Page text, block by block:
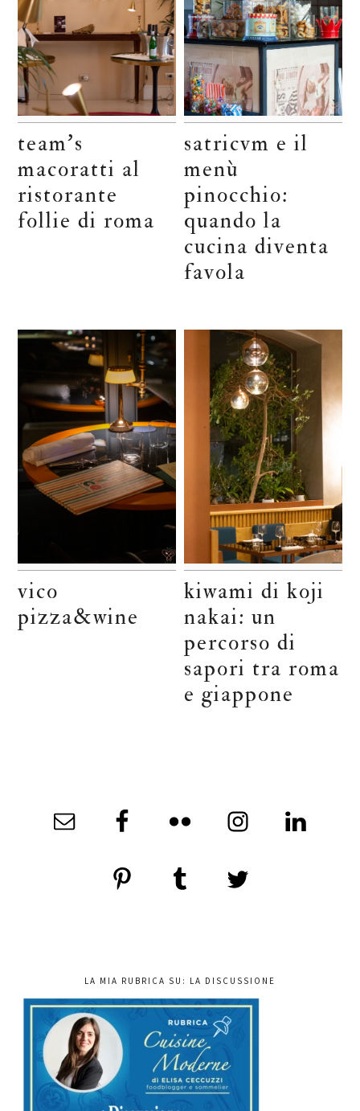
team’s
macoratti al
ristorante
follie di roma
satricvm e il
menù
pinocchio:
quando la
cucina diventa
favola
vico
pizza&wine
kiwami di koji
nakai: un
percorso di
sapori tra roma
e giappone
LA MIA RUBRICA SU: LA DISCUSSIONE